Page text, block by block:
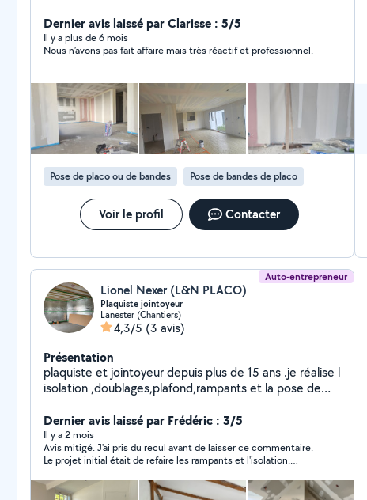
Dernier avis laissé par Clarisse : 5/5
Il y a plus de 6 mois
Nous n’avons pas fait affaire mais très réactif et professionnel.
Pose de placo ou de bandes Pose de bandes de placo
Voir le profil Contacter
Auto-entrepreneur
Lionel Nexer (L&N PLACO)
Plaquiste jointoyeur
Lanester (Chantiers)
4,3/5 (3 avis)
Présentation
plaquiste et jointoyeur depuis plus de 15 ans .je réalise l
isolation ,doublages,plafond,rampants et la pose de
intérieur,de châssis a galandage.je travaille dans le neuf
et la rénovation
Dernier avis laissé par Frédéric : 3/5
Il y a 2 mois
Avis mitigé. J'ai pris du recul avant de laisser ce commentaire.
Le projet initial était de refaire les rampants et l'isolation.
: des fermettes cachées derrière le placo, découvertes au